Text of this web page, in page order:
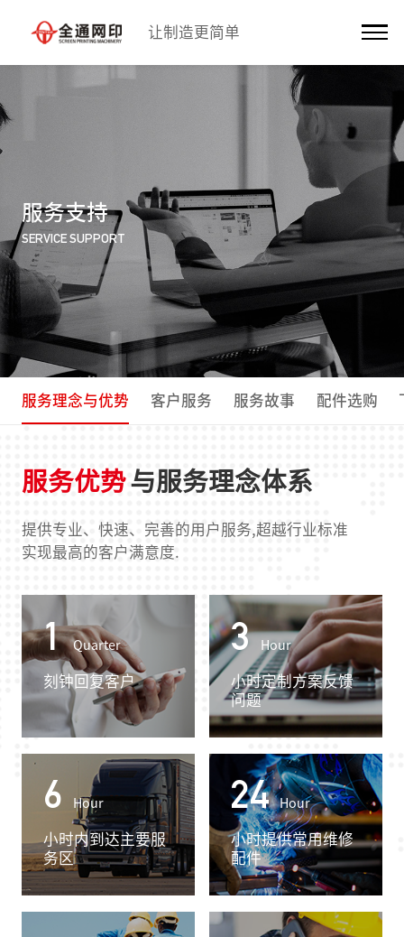
让制造更简单
服务支持
SERVICE SUPPORT
服务理念与优势 客户服务 服务故事 配件选购
服务优势与服务理念体系
提供专业、快速、完善的用户服务,超越行业标准
实现最高的客户满意度.
1 Quarter
刻钟回复客户
3 Hour
小时定制方案反馈
问题
6 Hour
小时内到达主要服
务区
24 Hour
小时提供常用维修
配件